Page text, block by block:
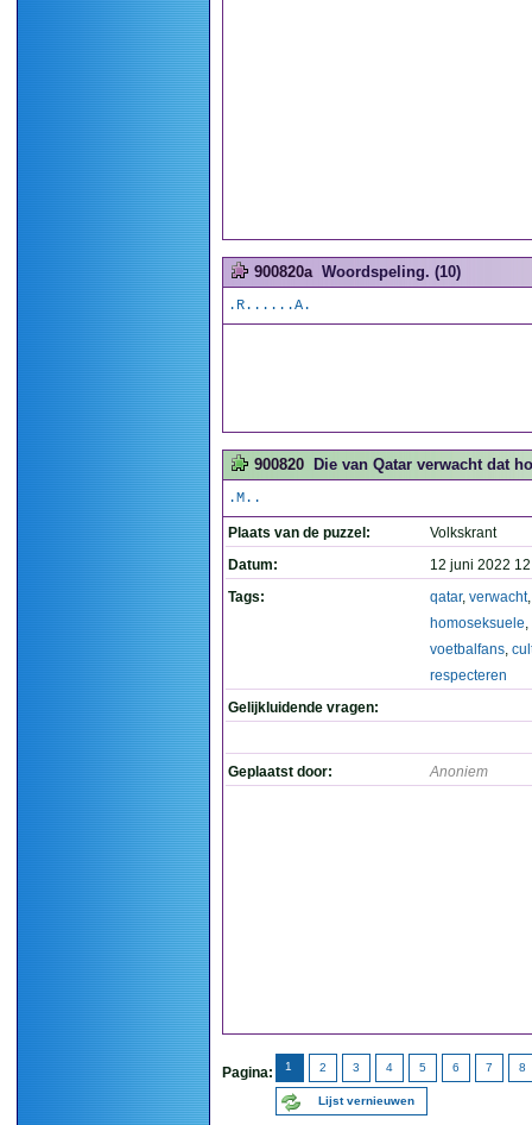
900820a Woordspeling. (10)
.R......A.
900820 Die van Qatar verwacht dat
.M..
Plaats van de puzzel:
Volkskrant
Datum:
12 juni 2022
Tags:
qatar, verwacht,
homoseksuele,
voetbalfans,
respecteren
Gelijkluidende vragen:
Geplaatst door: Anoniem
Pagina: 1 2 3 4 5 6 7 8
Lijst vernieuwen